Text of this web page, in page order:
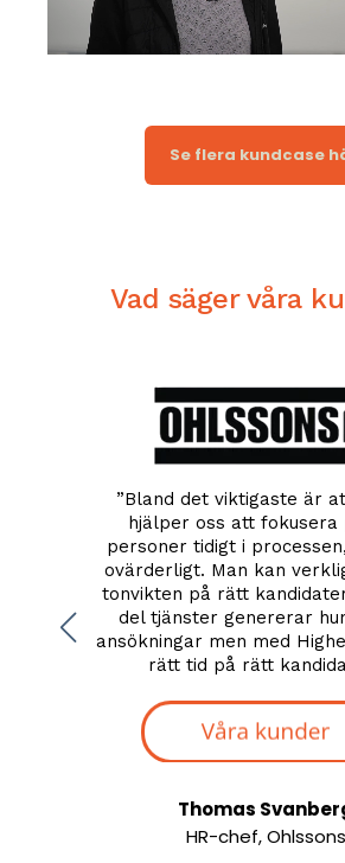
Se flera kundcase
Vad säger våra
”Bland det viktigaste är
hjälper oss att fokusera
personer tidigt i
ovärderligt. Man kan
tonvikten på rätt
del tjänster genererar
ansökningar men med
rätt tid på rätt
Thomas
HR-chef, Ohlssons